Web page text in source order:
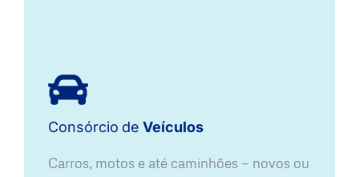
Consórcio de Veículos
Carros, motos e até caminhões — novos ou